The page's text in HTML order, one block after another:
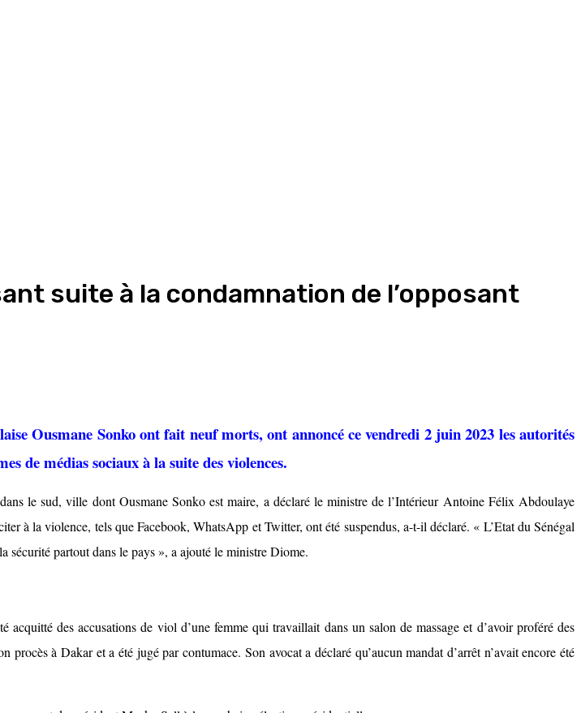
suite à la condamnation de l’opposant
Ousmane Sonko ont fait neuf morts, ont annoncé ce vendredi 2 juin 2023 les autorités
de médias sociaux à la suite des violences.
le sud, ville dont Ousmane Sonko est maire, a déclaré le ministre de l’Intérieur Antoine Félix Abdoulaye
à la violence, tels que Facebook, WhatsApp et Twitter, ont été suspendus, a-t-il déclaré. « L’Etat du Sénégal
sécurité partout dans le pays », a ajouté le ministre Diome.
des accusations de viol d’une femme qui travaillait dans un salon de massage et d’avoir proféré des
à Dakar et a été jugé par contumace. Son avocat a déclaré qu’aucun mandat d’arrêt n’avait encore été